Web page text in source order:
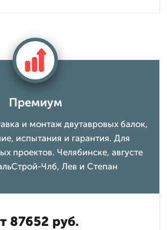
Премиум
и монтаж двутавровых балок,
испытания и гарантия. Для
проектов. Челябинске, августе
Члб, Лев и Степан
87652 руб.